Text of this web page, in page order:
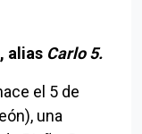
alias Carlo 5.
el 5 de
una